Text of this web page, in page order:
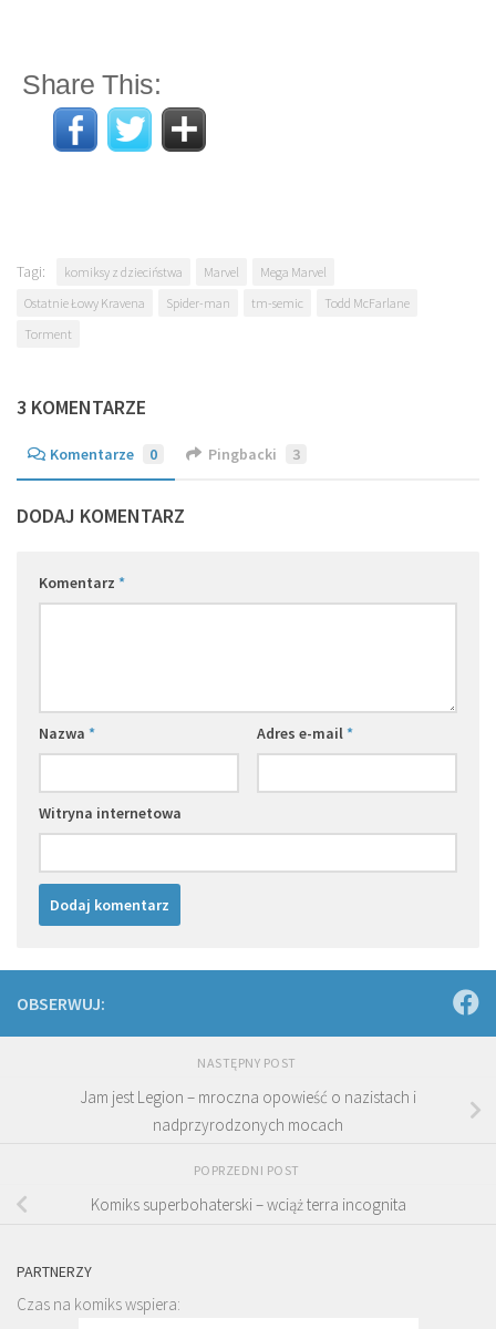
Share This:
Tagi: komiksy z dzieciństwa Marvel
Mega Marvel
Ostatnie Łowy Kravena
Spider-man tm-semic
Todd McFarlane
Torment
3 KOMENTARZE
Komentarze 0 Pingbacki 3
DODAJ KOMENTARZ
Komentarz *
Nazwa * Adres e-mail*
Witryna internetowa
OBSERWUJ:
NASTĘPNY POST
Jam jest Legion – mroczna opowieść o nazistach i
nadprzyrodzonych mocach
POPRZEDNI POST
Komiks superbohaterski – wciąż terra incognita
PARTNERZY
Czas na komiks wspiera: